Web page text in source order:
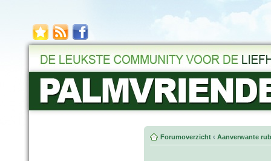
Forumoverzicht ‹ Aanverwante